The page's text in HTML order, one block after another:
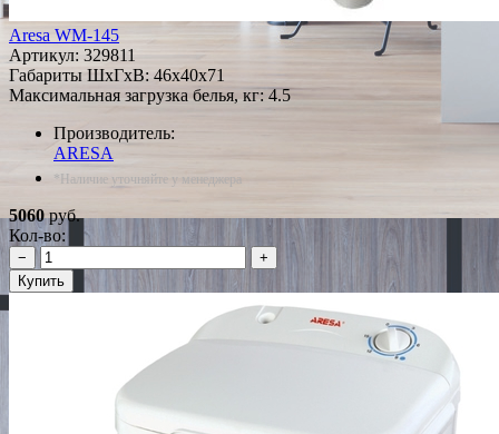
Aresa WM-145
Артикул: 329811
Габариты ШxГxВ: 46x40x71
Максимальная загрузка белья, кг: 4.5
Производитель:
ARESA
*Наличие уточняйте у менеджера
5060руб.
Кол-во:
−
+
Купить